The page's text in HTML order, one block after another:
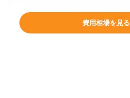
費用相場を見る